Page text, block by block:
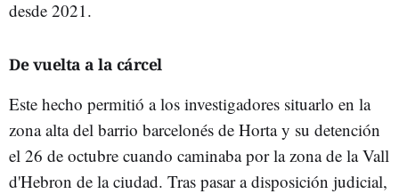
desde 2021.
De vuelta a la cárcel
Este hecho permitió a los investigadores situarlo en la
zona alta del barrio barcelonés de Horta y su detención
el 26 de octubre cuando caminaba por la zona de la Vall
d'Hebron de la ciudad. Tras pasar a disposición judicial,